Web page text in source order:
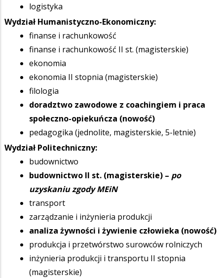
logistyka
Wydział Humanistyczno-Ekonomiczny:
finanse i rachunkowość
finanse i rachunkowość II st. (magisterskie)
ekonomia
ekonomia II stopnia (magisterskie)
filologia
doradztwo zawodowe z coachingiem i praca
społeczno-opiekuńcza (nowość)
pedagogika (jednolite, magisterskie, 5-letnie)
Wydział Politechniczny:
budownictwo
budownictwo II st. (magisterskie) – po
uzyskaniu zgody MEiN
transport
zarządzanie i inżynieria produkcji
analiza żywności i żywienie człowieka (nowość)
produkcja i przetwórstwo surowców rolniczych
inżynieria produkcji i transportu II stopnia
(magisterskie)